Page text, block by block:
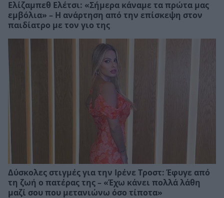
Ελίζαμπεθ Ελέτσι: «Σήμερα κάναμε τα πρώτα μας
εμβόλια» – Η ανάρτηση από την επίσκεψη στον
παιδίατρο με τον γιο της
Δύσκολες στιγμές για την Ιρένε Τροστ: Έφυγε από
τη ζωή ο πατέρας της – «Έχω κάνει πολλά λάθη
μαζί σου που μετανιώνω όσο τίποτα»